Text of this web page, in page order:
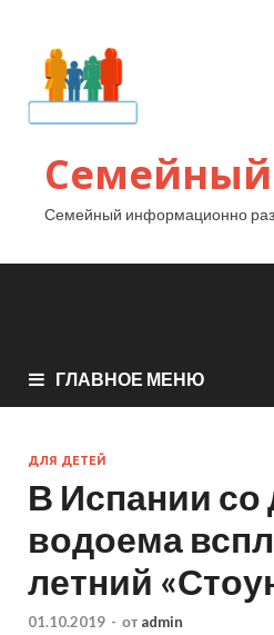
Семейный информационно
ГЛАВНОЕ МЕНЮ
ДЛЯ ДЕТЕЙ
В Испании со
водоема
летний
01.10.2019 - от admin